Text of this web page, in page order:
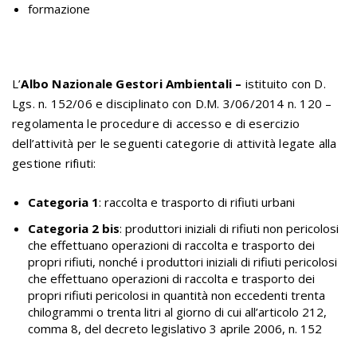
formazione
L’Albo Nazionale Gestori Ambientali – istituito con D.
Lgs. n. 152/06 e disciplinato con D.M. 3/06/2014 n. 120 –
regolamenta le procedure di accesso e di esercizio
dell’attività per le seguenti categorie di attività legate alla
gestione rifiuti:
Categoria 1: raccolta e trasporto di rifiuti urbani
Categoria 2 bis: produttori iniziali di rifiuti non pericolosi
che effettuano operazioni di raccolta e trasporto dei
propri rifiuti, nonché i produttori iniziali di rifiuti pericolosi
che effettuano operazioni di raccolta e trasporto dei
propri rifiuti pericolosi in quantità non eccedenti trenta
chilogrammi o trenta litri al giorno di cui all’articolo 212,
comma 8, del decreto legislativo 3 aprile 2006, n. 152